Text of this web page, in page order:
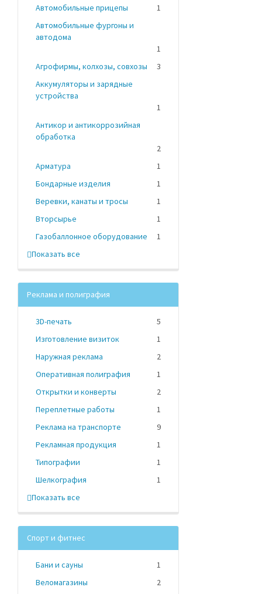
Автомобильные прицепы
1
Автомобильные фургоны и
автодома
1
Агрофирмы, колхозы, совхозы
3
Аккумуляторы и зарядные
устройства
1
Антикор и антикоррозийная
обработка
2
Арматура
1
Бондарные изделия
1
Веревки, канаты и тросы
1
Вторсырье
1
Газобаллонное оборудование
1
Показать все
Реклама и полиграфия
3D-печать
5
Изготовление визиток
1
Наружная реклама
2
Оперативная полиграфия
1
Открытки и конверты
2
Переплетные работы
1
Реклама на транспорте
9
Рекламная продукция
1
Типографии
1
Шелкография
1
Показать все
Спорт и фитнес
Бани и сауны
1
Веломагазины
2